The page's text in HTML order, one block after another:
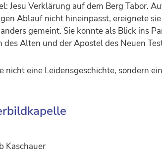
Jesu Verklärung auf dem Berg Tabor.
Ablauf nicht hineinpasst, ereignete
gemeint. Sie könnte als Blick ins
des Alten und der Apostel des Neuen
nicht eine Leidensgeschichte, sondern
Kaschauer